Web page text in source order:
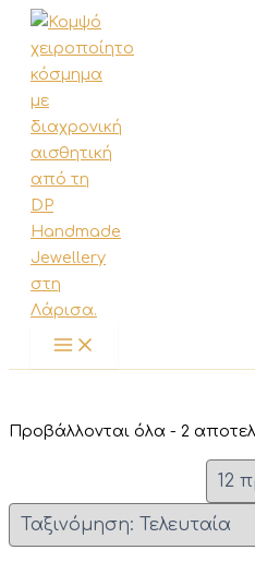
Μετάβαση
στο
περιεχόμενο
Προβάλλονται όλα - 2